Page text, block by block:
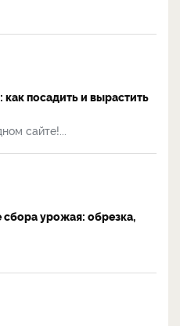
посадить и вырастить
сайте!...
урожая: обрезка,